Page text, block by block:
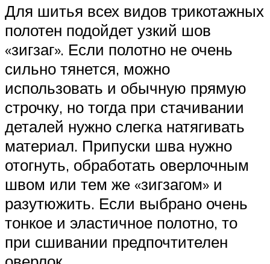
Для шитья всех видов трикотажных
полотен подойдет узкий шов
«зигзаг». Если полотно не очень
сильно тянется, можно
использовать и обычную прямую
строчку, но тогда при стачивании
деталей нужно слегка натягивать
материал. Припуски шва нужно
отогнуть, обработать оверлочным
швом или тем же «зигзагом» и
разутюжить. Если выбрано очень
тонкое и эластичное полотно, то
при сшивании предпочтителен